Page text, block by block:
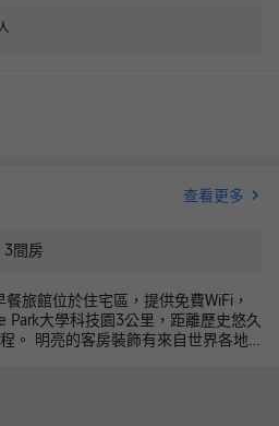
查看更多
3間房
旅館位於住宅區，提供免費WiFi，
Park大學科技園3公里，距離歷史悠久
界各地